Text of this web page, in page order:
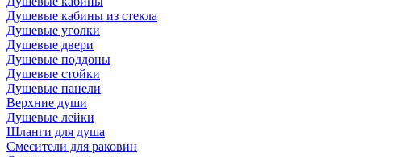
Душевые кабины из стекла
Душевые уголки
Душевые двери
Душевые поддоны
Душевые стойки
Душевые панели
Верхние души
Душевые лейки
Шланги для душа
Смесители для раковин